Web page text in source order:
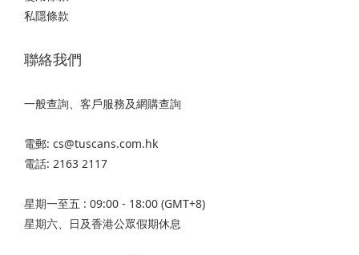
私隱條款
聯絡我們
一般查詢、客戶服務及網購查詢
電郵: cs@tuscans.com.hk
電話: 2163 2117
星期一至五 : 09:00 - 18:00 (GMT+8)
星期六、日及香港公眾假期休息